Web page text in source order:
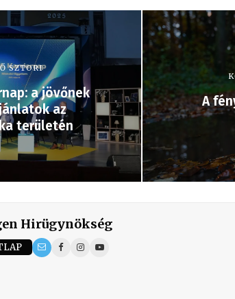
SZTORI
a jövőnek
az
területén
A
Hirügynökség